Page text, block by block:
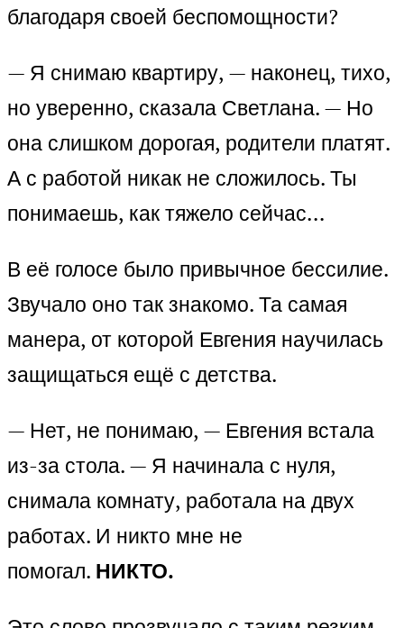
благодаря своей беспомощности?
— Я снимаю квартиру, — наконец, тихо,
но уверенно, сказала Светлана. — Но
она слишком дорогая, родители платят.
А с работой никак не сложилось. Ты
понимаешь, как тяжело сейчас…
В её голосе было привычное бессилие.
Звучало оно так знакомо. Та самая
манера, от которой Евгения научилась
защищаться ещё с детства.
— Нет, не понимаю, — Евгения встала
из-за стола. — Я начинала с нуля,
снимала комнату, работала на двух
работах. И никто мне не
помогал. НИКТО.